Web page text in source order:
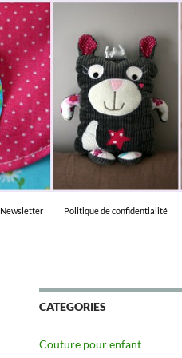
Newsletter Politique de confidentialité
CATEGORIES
Couture pour enfant